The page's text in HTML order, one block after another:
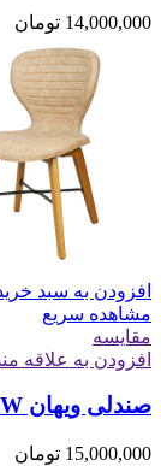
14,000,000 تومان
افزودن به سبد
مشاهده سریع
مقایسه
افزودن به علاقه
صندلی ویهان R83W
15,000,000 تومان